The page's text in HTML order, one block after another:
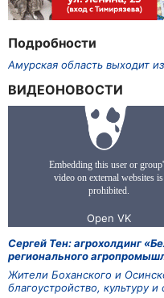
Подробности
Амурская область выходит
ВИДЕОНОВОСТИ
Сергей Тен: агрохолдинг
регионального
Жители Боханского и
благоустройство, культуру